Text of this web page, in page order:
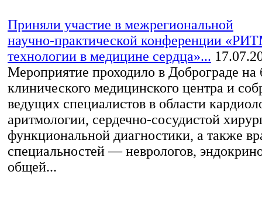
Приняли участие в межрегиональной
научно‑практической конференции
технологии в медицине сердца»...
Мероприятие проходило в Доброграде на
клинического медицинского центра и
ведущих специалистов в области
аритмологии, сердечно‑сосудистой
функциональной диагностики, а также
специальностей — неврологов,
общей...